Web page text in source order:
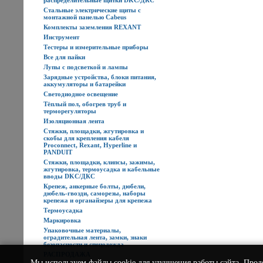
Стальные электрические щиты с
монтажной панелью Cabeus
Комплекты заземления REXANT
Инструмент
Тестеры и измерительные приборы
Все для пайки
Лупы с подсветкой и лампы
Зарядные устройства, блоки питания,
аккумуляторы и батарейки
Светодиодное освещение
Тёплый пол, обогрев труб и
терморегуляторы
Изоляционная лента
Стяжки, площадки, жгутировка и
скобы для крепления кабеля
Proconnect, Rexant, Hyperline и
PANDUIT
Стяжки, площадки, клипсы, зажимы,
жгутировка, термоусадка и кабельные
вводы DKC/ДКС
Крепеж, анкерные болты, дюбели,
дюбель-гвозди, саморезы, наборы
крепежа и органайзеры для крепежа
Термоусадка
Маркировка
Упаковочные материалы,
оградительная лента, замки, знаки
безопасности и спецодежда